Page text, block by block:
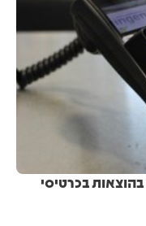
בכרטיסי